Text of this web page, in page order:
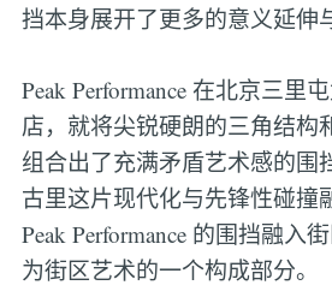
挡本身展开了更多的意义延伸
Peak Performance 在北京三里
店，就将尖锐硬朗的三角结构
组合出了充满矛盾艺术感的围
古里这片现代化与先锋性碰撞
Peak Performance 的围挡融入
为街区艺术的一个构成部分。